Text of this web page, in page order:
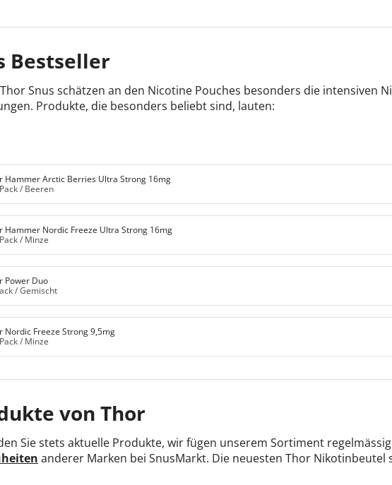
Bestseller
Snus schätzen an den Nicotine Pouches besonders die intensiven
Produkte, die besonders beliebt sind, lauten:
Hammer Arctic Berries Ultra Strong 16mg
-Pack/ Beeren
Hammer Nordic Freeze Ultra Strong 16mg
-Pack/ Minze
Power Duo
/Gemischt
Nordic Freeze Strong 9,5mg
-Pack/ Minze
von Thor
Sie stets aktuelle Produkte, wir fügen unserem Sortiment
anderer Marken bei SnusMarkt. Die neuesten Thor Nikotinbeutel